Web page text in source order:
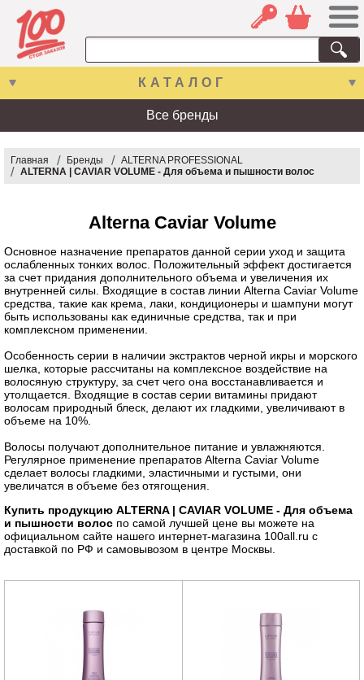
КАТАЛОГ
Все бренды
Главная Бренды
ALTERNA PROFESSIONAL
ALTERNA | CAVIAR VOLUME - Для объема и пышности волос
Alterna Caviar Volume
Основное назначение препаратов данной серии уход и защита
ослабленных тонких волос. Положительный эффект достигается
за счет придания дополнительного объема и увеличения их
внутренней силы. Входящие в состав линии Alterna Caviar Volume
средства, такие как крема, лаки, кондиционеры и шампуни могут
быть использованы как единичные средства, так и при
комплексном применении.
Особенность серии в наличии экстрактов черной икры и морского
шелка, которые рассчитаны на комплексное воздействие на
волосяную структуру, за счет чего она восстанавливается и
утолщается. Входящие в состав серии витамины придают
волосам природный блеск, делают их гладкими, увеличивают в
объеме на 10%.
Волосы получают дополнительное питание и увлажняются.
Регулярное применение препаратов Alterna Caviar Volume
сделает волосы гладкими, эластичными и густыми, они
увеличатся в объеме без отягощения.
Купить продукцию ALTERNA | CAVIAR VOLUME - Для объема
и пышности волос по самой лучшей цене вы можете на
официальном сайте нашего интернет-магазина 100all.ru с
доставкой по РФ и самовывозом в центре Москвы.